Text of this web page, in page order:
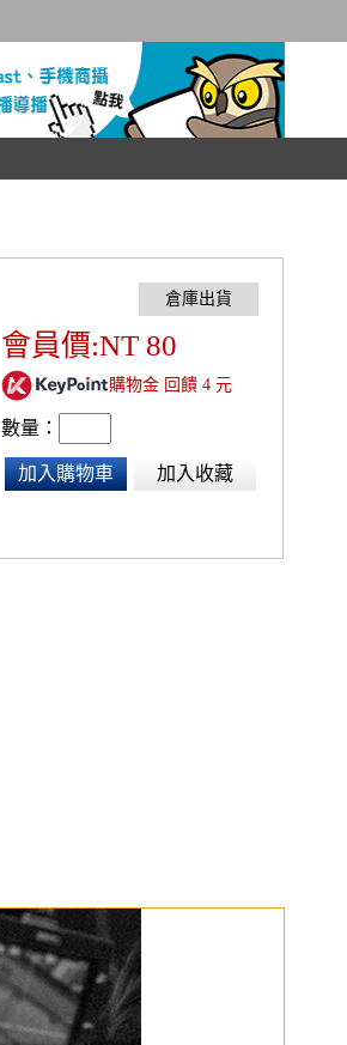
會員價:NT 80
購物金 回饋 4 元
數量：
加入購物車 加入收藏